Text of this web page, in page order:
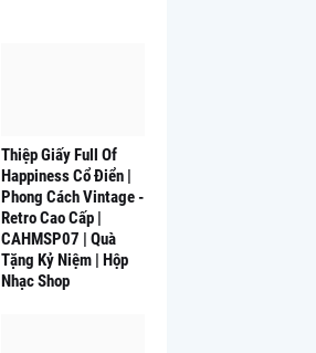
Thiệp Giấy Full Of
Happiness Cổ Điển |
Phong Cách Vintage -
Retro Cao Cấp |
CAHMSP07 | Quà
Tặng Kỷ Niệm | Hộp
Nhạc Shop